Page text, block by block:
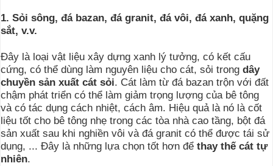
1. Sỏi sông, đá bazan, đá granit, đá vôi, đá xanh, quặng
sắt, v.v.
Đây là loại vật liệu xây dựng xanh lý tưởng, có kết cấu
cứng, có thể dùng làm nguyên liệu cho cát, sỏi trong dây
chuyền sản xuất cát sỏi. Cát làm từ đá bazan trộn với đất
chậm phát triển có thể làm giảm trọng lượng của bê tông
và có tác dụng cách nhiệt, cách âm. Hiệu quả là nó là cốt
liệu tốt cho bê tông nhẹ trong các tòa nhà cao tầng, bột đá
sản xuất sau khi nghiền vôi và đá granit có thể được tái sử
dụng, ... Đây là những lựa chọn tốt hơn để thay thế cát tự
nhiên.